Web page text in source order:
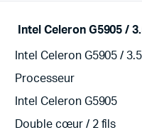
Intel Celeron G5905 /
Intel Celeron G5905 /
Processeur
Intel Celeron G5905
Double cœur / 2 fils